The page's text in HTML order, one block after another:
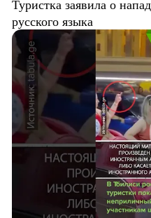
Туристка заявила о
русского языка